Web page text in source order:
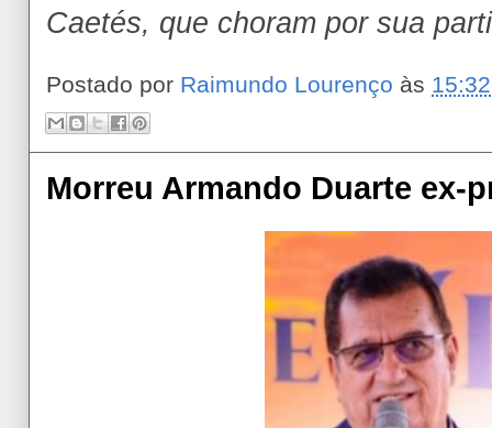
Caetés, que choram por sua
Postado por Raimundo Lourenço às 15:32
Morreu Armando Duarte ex-